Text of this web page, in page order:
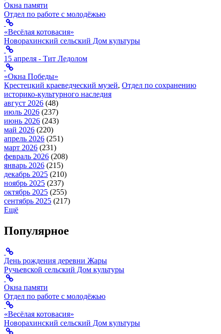
Окна памяти
Отдел по работе с молодёжью
«Весёлая котовасия»
Новорахинский сельский Дом культуры
15 апреля - Тит Ледолом
«Окна Победы»
Крестецкий краеведческий музей, Отдел по сохранению
историко-культурного наследия
август 2026 (48)
июль 2026 (237)
июнь 2026 (243)
май 2026 (220)
апрель 2026 (251)
март 2026 (231)
февраль 2026 (208)
январь 2026 (215)
декабрь 2025 (210)
ноябрь 2025 (237)
октябрь 2025 (255)
сентябрь 2025 (217)
Ещё
Популярное
День рождения деревни Жары
Ручьевской сельский Дом культуры
Окна памяти
Отдел по работе с молодёжью
«Весёлая котовасия»
Новорахинский сельский Дом культуры